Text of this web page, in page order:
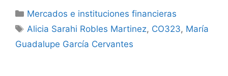
Categorías
Mercados e instituciones financieras
Etiquetas
Alicia Sarahi Robles Martinez, CO323, María
Guadalupe García Cervantes